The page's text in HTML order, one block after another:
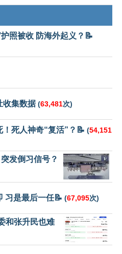
照被收 防海外起义？📝
收集数据(63,481次)
死人神奇“复活”？📝 (54,151
发倒习信号？
习是最后一任📝 (67,095次)
和张升民也难